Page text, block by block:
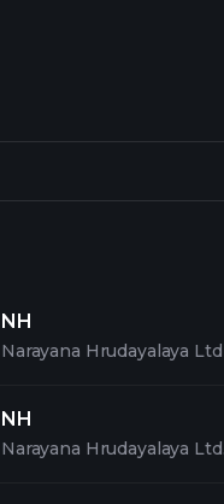
NH
Narayana Hrudayalaya Ltd
NH
Narayana Hrudayalaya Ltd.